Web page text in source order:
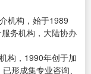
机构，始于1989
务机构，大陆协办
构，1990年创于加
形成集专业咨询、